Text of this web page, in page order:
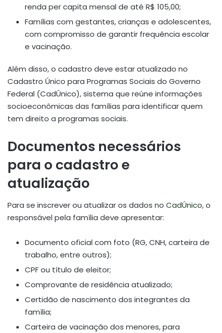
renda per capita mensal de até R$ 105,00;
Famílias com gestantes, crianças e adolescentes,
com compromisso de garantir frequência escolar
e vacinação.
Além disso, o cadastro deve estar atualizado no
Cadastro Único para Programas Sociais do Governo
Federal (CadÚnico), sistema que reúne informações
socioeconômicas das famílias para identificar quem
tem direito a programas sociais.
Documentos necessários
para o cadastro e
atualização
Para se inscrever ou atualizar os dados no CadÚnico, o
responsável pela família deve apresentar:
Documento oficial com foto (RG, CNH, carteira de
trabalho, entre outros);
CPF ou título de eleitor;
Comprovante de residência atualizado;
Certidão de nascimento dos integrantes da
família;
Carteira de vacinação dos menores, para